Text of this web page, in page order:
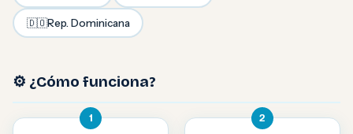
🇩🇴Rep. Dominicana
⚙️ ¿Cómo funciona?
1 2